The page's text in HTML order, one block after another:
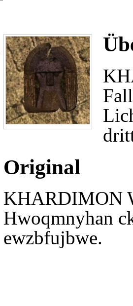
Original
KHARDIMON
Hwoqmnyhan
ewzbfujbwe.